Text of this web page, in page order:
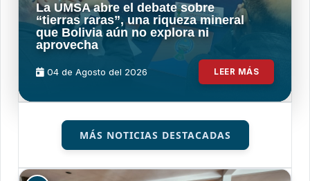
La UMSA abre el debate sobre
“tierras raras”, una riqueza mineral
que Bolivia aún no explora ni
aprovecha
04 de Agosto del 2026 LEER MÁS
MÁS NOTICIAS DESTACADAS